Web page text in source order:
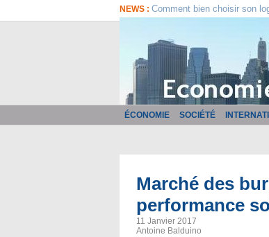
NEWS : Comment bien choisir son
ÉCONOMIE SOCIÉTÉ
Marché des
performance
11 Janvier 2017
Antoine Balduino